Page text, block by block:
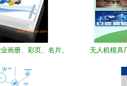
画册、彩页、名片、
无人机模具